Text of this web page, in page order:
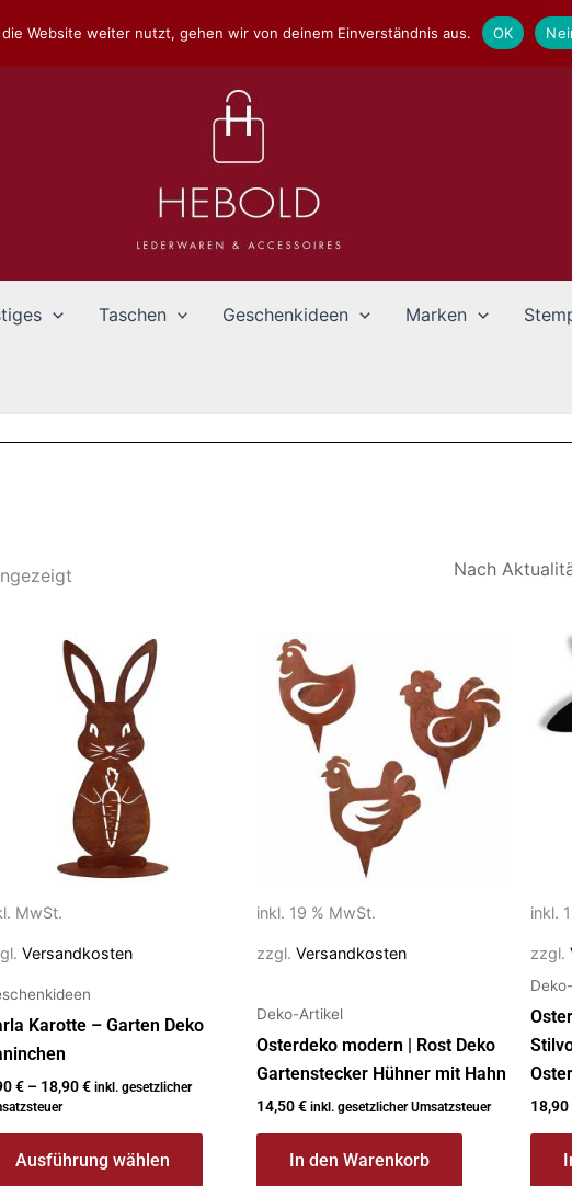
Taschen Geschenkideen Marken
MwSt.
Versandkosten
Karotte – Garten Deko
€ – 18,90€ inkl. gesetzlicher
Ausführung wählen
inkl. 19 % MwSt.
zzgl. Versandkosten
Deko-Artikel
Osterdeko modern | Rost Deko
Gartenstecker Hühner mit Hahn
14,50€ inkl. gesetzlicher Umsatzsteuer
In den Warenkorb
inkl.
zzgl.
18,90
die Website weiter nutzt, gehen wir von deinem Einverständnis aus. OK